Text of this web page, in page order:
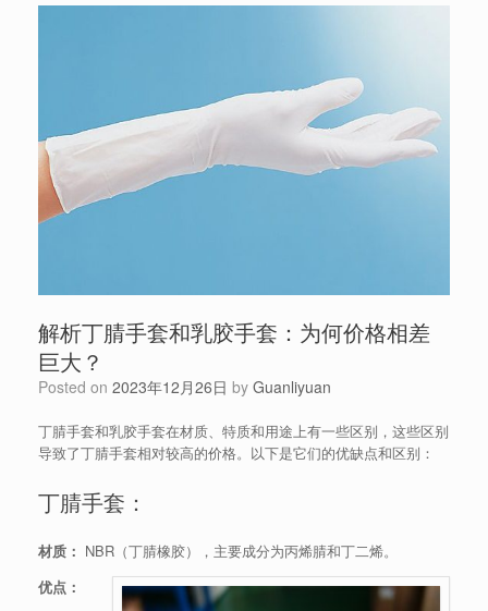
解析丁腈手套和乳胶手套：为何价格相差
巨大？
Posted on 2023年12月26日 by Guanliyuan
丁腈手套和乳胶手套在材质、特质和用途上有一些区别，这些区别
导致了丁腈手套相对较高的价格。以下是它们的优缺点和区别：
丁腈手套：
材质： NBR（丁腈橡胶），主要成分为丙烯腈和丁二烯。
优点：